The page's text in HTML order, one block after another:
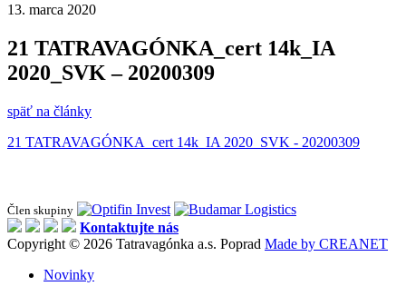
13. marca 2020
21 TATRAVAGÓNKA_cert 14k_IA
2020_SVK – 20200309
späť na články
21 TATRAVAGÓNKA_cert 14k_IA 2020_SVK - 20200309
Člen skupiny
Kontaktujte nás
Copyright © 2026 Tatravagónka a.s. Poprad Made by CREANET
Novinky